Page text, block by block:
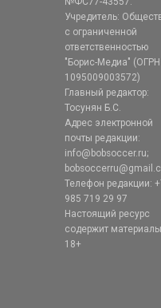
Учредитель:
с ограниченной
ответственностью
"Борис-Медиа" (ОГРН
1095009003572)
Главный редактор:
Тосунян Б.С.
Адрес электронной
почты редакции:
info@bobsoccer.ru;
Телефон редакции:
985 719 29 97
Настоящий ресурс
содержит
18+